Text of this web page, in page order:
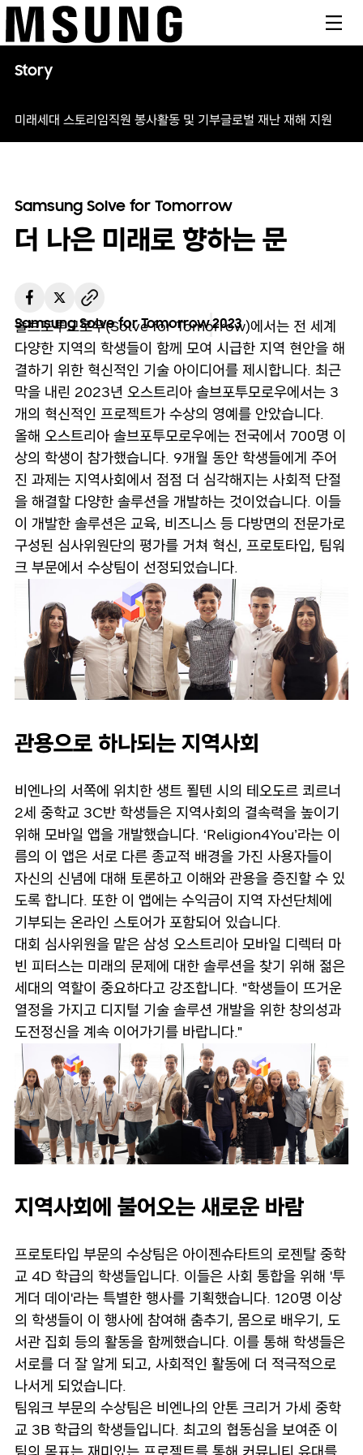
Story
미래세대 스토리임직원 봉사활동 및 기부글로벌 재난 재해 지원
Samsung Solve for Tomorrow
더 나은 미래로 향하는 문
Samsung Solve for Tomorrow2023
솔브포투모로우(Solve for Tomorrow)에서는 전 세계
다양한 지역의 학생들이 함께 모여 시급한 지역 현안을 해
결하기 위한 혁신적인 기술 아이디어를 제시합니다. 최근
막을 내린 2023년 오스트리아 솔브포투모로우에서는 3
개의 혁신적인 프로젝트가 수상의 영예를 안았습니다.
올해 오스트리아 솔브포투모로우에는 전국에서 700명 이
상의 학생이 참가했습니다. 9개월 동안 학생들에게 주어
진 과제는 지역사회에서 점점 더 심각해지는 사회적 단절
을 해결할 다양한 솔루션을 개발하는 것이었습니다. 이들
이 개발한 솔루션은 교육, 비즈니스 등 다방면의 전문가로
구성된 심사위원단의 평가를 거쳐 혁신, 프로토타입, 팀워
크 부문에서 수상팀이 선정되었습니다.
관용으로 하나되는 지역사회
비엔나의 서쪽에 위치한 생트 푈텐 시의 테오도르 쾨르너
2세 중학교 3C반 학생들은 지역사회의 결속력을 높이기
위해 모바일 앱을 개발했습니다. ‘Religion4You’라는 이
름의 이 앱은 서로 다른 종교적 배경을 가진 사용자들이
자신의 신념에 대해 토론하고 이해와 관용을 증진할 수 있
도록 합니다. 또한 이 앱에는 수익금이 지역 자선단체에
기부되는 온라인 스토어가 포함되어 있습니다.
대회 심사위원을 맡은 삼성 오스트리아 모바일 디렉터 마
빈 피터스는 미래의 문제에 대한 솔루션을 찾기 위해 젊은
세대의 역할이 중요하다고 강조합니다. "학생들이 뜨거운
열정을 가지고 디지털 기술 솔루션 개발을 위한 창의성과
도전정신을 계속 이어가기를 바랍니다."
지역사회에 불어오는 새로운 바람
프로토타입 부문의 수상팀은 아이젠슈타트의 로젠탈 중학
교 4D 학급의 학생들입니다. 이들은 사회 통합을 위해 '투
게더 데이'라는 특별한 행사를 기획했습니다. 120명 이상
의 학생들이 이 행사에 참여해 춤추기, 몸으로 배우기, 도
서관 집회 등의 활동을 함께했습니다. 이를 통해 학생들은
서로를 더 잘 알게 되고, 사회적인 활동에 더 적극적으로
나서게 되었습니다.
팀워크 부문의 수상팀은 비엔나의 안톤 크리거 가세 중학
교 3B 학급의 학생들입니다. 최고의 협동심을 보여준 이